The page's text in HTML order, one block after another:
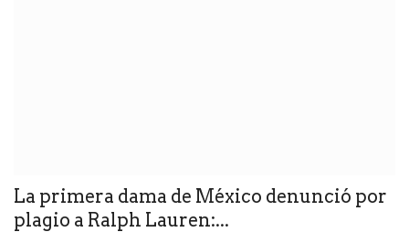
La primera dama de México denunció por
plagio a Ralph Lauren:...